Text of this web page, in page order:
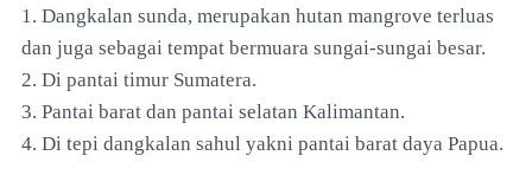
1. Dangkalan sunda, merupakan hutan mangrove terluas
dan juga sebagai tempat bermuara sungai-sungai besar.
2. Di pantai timur Sumatera.
3. Pantai barat dan pantai selatan Kalimantan.
4. Di tepi dangkalan sahul yakni pantai barat daya Papua.